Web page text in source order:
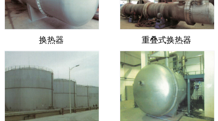
换热器 重叠式换热器